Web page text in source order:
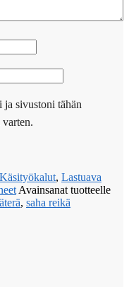
ja sivustoni tähän
varten.
Käsityökalut, Lastuava
Avainsanat tuotteelle
, saha reikä